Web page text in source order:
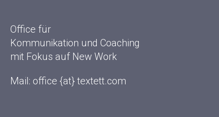
Office für
Kommunikation und Coaching
mit Fokus auf New Work
Mail: office {at} textett.com